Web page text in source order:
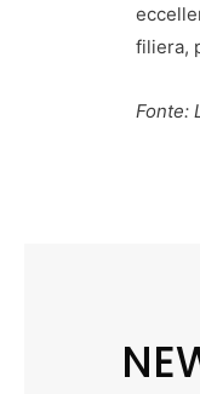
filiera,
Fonte: